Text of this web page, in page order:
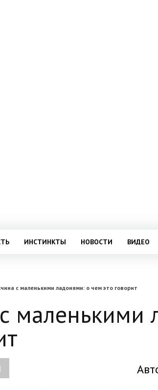
ИНСТИНКТЫ НОВОСТИ ВИДЕО
с маленькими ладонями: о чем это говорит
маленькими